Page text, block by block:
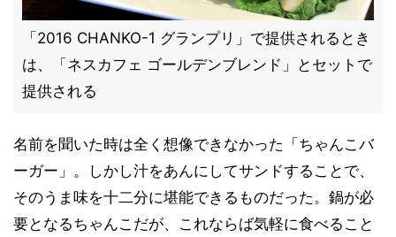
「2016 CHANKO-1 グランプリ」で提供されるとき
は、「ネスカフェ ゴールデンブレンド」とセットで
提供される
名前を聞いた時は全く想像できなかった「ちゃんこバ
ーガー」。しかし汁をあんにしてサンドすることで、
そのうま味を十二分に堪能できるものだった。鍋が必
要となるちゃんこだが、これならば気軽に食べること